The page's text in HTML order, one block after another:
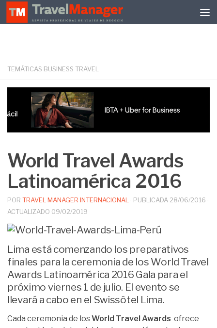
Debajo del contenido
TEMÁTICAS BUSINESS TRAVEL
World Travel Awards
Latinoamérica 2016
POR TRAVEL MANAGER INTERNACIONAL · PUBLICADA 28/06/2016 ·
ACTUALIZADO 09/02/2019
Lima está comenzando los preparativos
finales para la ceremonia de los World Travel
Awards Latinoamérica 2016 Gala para el
próximo viernes 1 de julio. El evento se
llevará a cabo en el Swissôtel Lima.
Cada ceremonia de losWorld Travel Awards ofrece